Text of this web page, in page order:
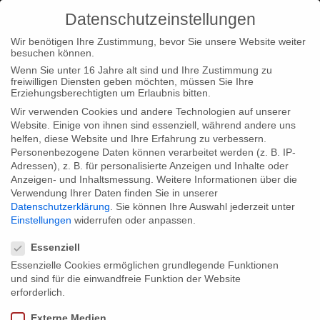
Home Type|News
“Blood in the Mobile” part of “One World
Filmclubs”
“Blood in the Mobile” part of “One
World Filmclubs”
We are happy about the fact that our production “Blood in the
Mobile” is now part of the One World Filmclubs. The
Datenschutzeinstellungen
Wir benötigen Ihre Zustimmung, bevor Sie unsere Website weiter
besuchen können.
Wenn Sie unter 16 Jahre alt sind und Ihre Zustimmung zu
freiwilligen Diensten geben möchten, müssen Sie Ihre
Erziehungsberechtigten um Erlaubnis bitten.
Wir verwenden Cookies und andere Technologien auf unserer
Website. Einige von ihnen sind essenziell, während andere uns
helfen, diese Website und Ihre Erfahrung zu verbessern.
Personenbezogene Daten können verarbeitet werden (z. B. IP-
Adressen), z. B. für personalisierte Anzeigen und Inhalte oder
Anzeigen- und Inhaltsmessung. Weitere Informationen über die
Verwendung Ihrer Daten finden Sie in unserer
Datenschutzerklärung
Sie können Ihre Auswahl jederzeit unter
Einstellungen widerrufen oder anpassen.
Essenziell
Essenzielle Cookies ermöglichen grundlegende Funktionen
und sind für die einwandfreie Funktion der Website
erforderlich.